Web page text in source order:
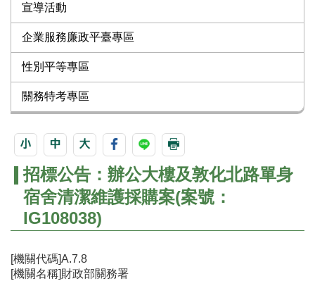
宣導活動
企業服務廉政平臺專區
性別平等專區
關務特考專區
招標公告：辦公大樓及敦化北路單身
宿舍清潔維護採購案(案號：
IG108038)
[機關代碼]A.7.8
[機關名稱]財政部關務署